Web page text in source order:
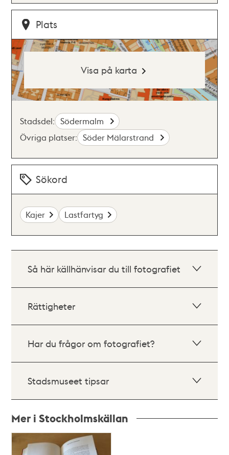
Plats
Visa på karta
Stadsdel: Södermalm
Övriga platser: Söder Mälarstrand
Sökord
Kajer Lastfartyg
Så här källhänvisar du till fotografiet
Rättigheter
Har du frågor om fotografiet?
Stadsmuseet tipsar
Mer i Stockholmskällan
Relaterade
poster